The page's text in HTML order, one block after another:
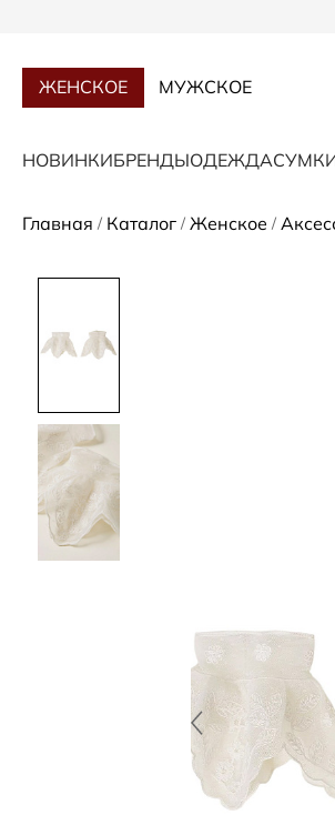
ЖЕНСКОЕ МУЖСКОЕ
НОВИНКИБРЕНДЫОДЕЖДА
Главная / Каталог / Женское /